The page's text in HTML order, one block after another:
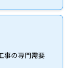
事の専門需要